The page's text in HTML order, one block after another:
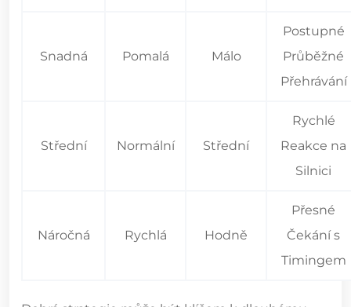
Snadná Pomalá Málo
Postupné
Průběžné
Přehrávání
Střední Normální Střední
Rychlé
Reakce na
Silnici
Náročná Rychlá Hodně
Přesné
Čekání s
Timingem